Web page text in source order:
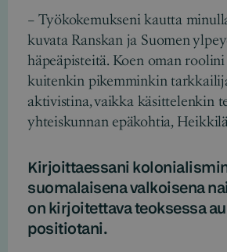
– Työkokemukseni kautta
kuvata Ranskan ja Suomen
häpeäpisteitä. Koen oman
kuitenkin pikemminkin
aktivistina, vaikka käsittelenkin
yhteiskunnan epäkohtia,
Kirjoittaessani
suomalaisena valkoisena
on kirjoitettava teoksessa
positiotani.